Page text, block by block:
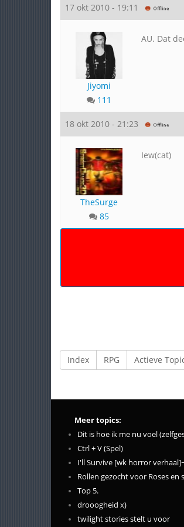
17 okt 2010 - 19:11
Jiyomi
111
AU. Dat
18 okt 2010 - 21:23
TheSurge
85
Iew(cat)
Index RPG Actieve
Meer topics:
Dit is hoe ik me nu voel
Ctrl + V (Spel)
I'll Survive [wk horror
Rollen gezocht voor Roses
Top 5.
drooogheid x)
twilight stories stelt u voor